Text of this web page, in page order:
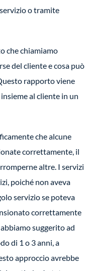
o tramite
che chiamiamo
del cliente e cosa può
rapporto viene
al cliente in un
che alcune
correttamente, il
altre. I servizi
poiché non aveva
servizio se poteva
correttamente
suggerito ad
di 1 o 3 anni, a
approccio avrebbe